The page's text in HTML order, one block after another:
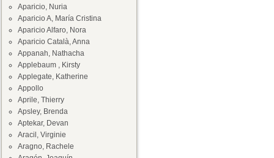
Aparicio, Nuria
Aparicio A, María Cristina
Aparicio Alfaro, Nora
Aparicio Català, Anna
Appanah, Nathacha
Applebaum , Kirsty
Applegate, Katherine
Appollo
Aprile, Thierry
Apsley, Brenda
Aptekar, Devan
Aracil, Virginie
Aragno, Rachele